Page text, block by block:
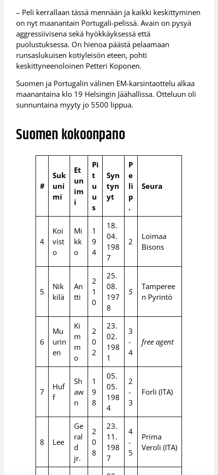
– Peli kerrallaan tässä mennään ja kaikki keskittyminen
on nyt maanantain Portugali-pelissä. Avain on pysyä
aggressiivisena sekä hyökkäyksessä että
puolustuksessa. On hienoa päästä pelaamaan
runsaslukuisen kotiyleisön eteen, pohti
keskittyneenoloinen Petteri Koponen.
Suomen ja Portugalin välinen EM-karsintaottelu alkaa
maanantaina klo 19 Helsingin Jäähallissa. Otteluun oli
sunnuntaina myyty jo 5500 lippua.
Suomen kokoonpano
#
Suk
uni
mi
Et
un
im
i
Pi
t
u
u
s
Syn
tyn
yt
P
e
li
p
.
Seura
4
Koi
vist
o
Mi
kk
o
1
9
4
18.
04.
198
7
2
Loimaa
Bisons
5
Nik
kilä
An
tti
2
1
0
25.
08.
197
8
5
Tamperee
n Pyrintö
6
Mu
urin
en
Ki
m
m
o
2
0
2
23.
02.
198
1
3
-
4
free agent
7
Huf
f
Sh
aw
n
1
9
8
05.
05.
198
4
2
-
3
Forli (ITA)
8 Lee
Ge
ral
d
jr.
2
0
8
23.
11.
198
7
4
-
5
Prima
Veroli (ITA)